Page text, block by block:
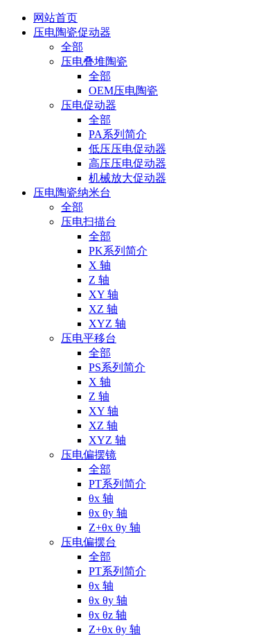
网站首页
压电陶瓷促动器
全部
压电叠堆陶瓷
全部
OEM压电陶瓷
压电促动器
全部
PA系列简介
低压压电促动器
高压压电促动器
机械放大促动器
压电陶瓷纳米台
全部
压电扫描台
全部
PK系列简介
X 轴
Z 轴
XY 轴
XZ 轴
XYZ 轴
压电平移台
全部
PS系列简介
X 轴
Z 轴
XY 轴
XZ 轴
XYZ 轴
压电偏摆镜
全部
PT系列简介
θx 轴
θx θy 轴
Z+θx θy 轴
压电偏摆台
全部
PT系列简介
θx 轴
θx θy 轴
θx θz 轴
Z+θx θy 轴